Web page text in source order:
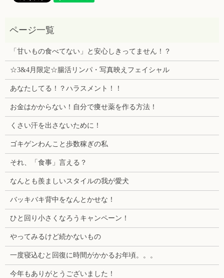
「甘いもの食べてない」と安心しきってません！？
☆3&4月限定☆腸活リンパ・写真映えフェイシャル
あなたしてる！？ハラスメント！！
お金はかからない！自分で痩せ薬を作る方法！
くさい汗を出さないために！
ゴキゲンわんこと歩数稼ぎの私
それ、「食事」言える？
なんとも羨ましいスタイルの我が愛犬
バッキバキ背中をなんとかせな！
ひと回り小さくなろうキャンペーン！
やってみるけど続かないもの
一度寝込むと回復に時間がかかるお年頃。。。
今年もありがとうございました！